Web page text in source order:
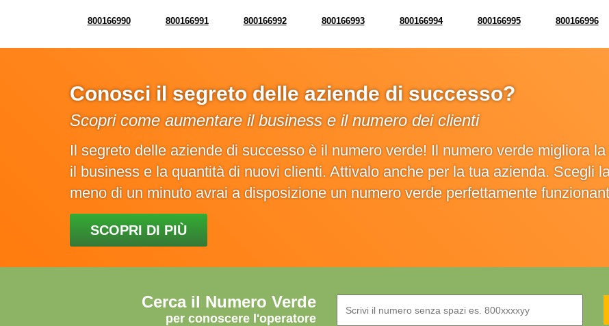
800166990 800166991 800166992 800166993 800166994 800166995 800166996
Conosci il segreto delle aziende di successo?
Scopri come aumentare il business e il numero dei clienti
Il segreto delle aziende di successo è il numero verde! Il numero verde migliora
il business e la quantità di nuovi clienti. Attivalo anche per la tua azienda. Scegli
meno di un minuto avrai a disposizione un numero verde perfettamente
SCOPRI DI PIÙ
Cerca il Numero Verde
per conoscere l'operatore